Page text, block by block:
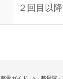
２回目以